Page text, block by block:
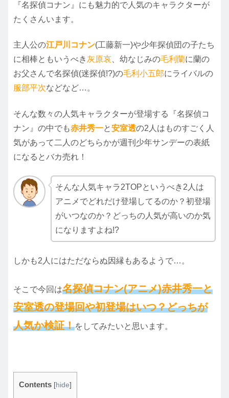
『名探偵コナン』にも魅力的で人気のキャラクターが
たくさんいます。
主人公の江戸川コナン(工藤新一)や少年探偵団の子たち
に相棒ともいうべき 灰原哀 、幼なじみの毛利蘭に蘭の
お父さんで名探偵(迷探偵!?)の毛利小五郎にライバルの
服部平次などなど…。
そんな数々の人気キャラクターが登場する『名探偵コ
ナン』の中でも赤井秀一と安室透の2人はものすごく人
気があって二人のどちらかが週刊少年サンデーの表紙
になるとバカ売れ！
そんな人気キャラ2TOPというべき2人は
アニメでどれだけ登場してるのか？初登場
がいつなのか？どっちの人気が高いのか気
になりますよね!?
しかも2人にはただならぬ因縁もあるようで…。
そこで今回は名探偵コナン(アニメ)赤井秀一と
安室透の登場回や初登場はいつ？どっちが
人気か検証！をしてみたいと思います。
Contents [hide]